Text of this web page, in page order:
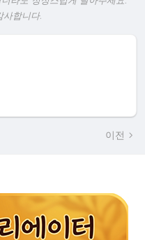
사합니다.
이전